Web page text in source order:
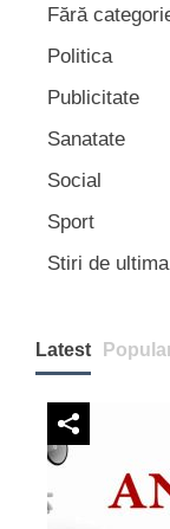
Fără
Politica
Publicitate
Sanatate
Social
Sport
Stiri de
Latest